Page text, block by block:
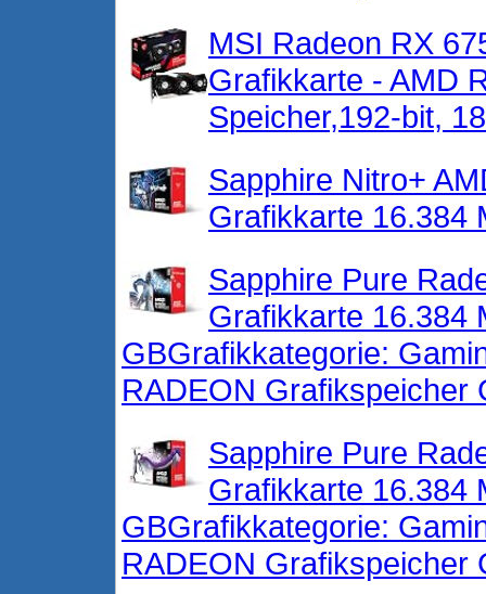
MSI Radeon RX
Grafikkarte - AMD
Speicher,192-bit,
Sapphire Nitro+
Grafikkarte 16.384
Sapphire Pure
Grafikkarte 16.384
GBGrafikkategorie:
RADEON Grafikspeicher
Sapphire Pure
Grafikkarte 16.384
GBGrafikkategorie:
RADEON Grafikspeicher